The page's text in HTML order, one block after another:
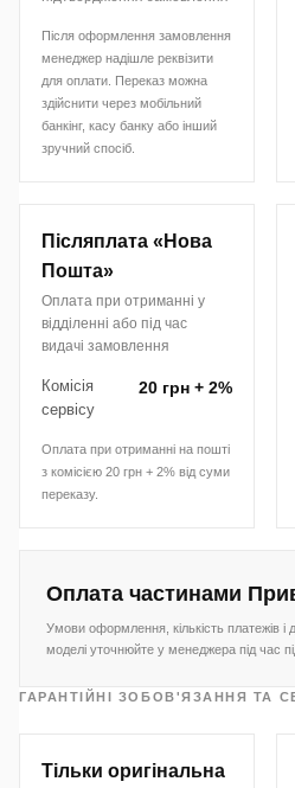
Після оформлення замовлення
менеджер надішле реквізити
для оплати. Переказ можна
здійснити через мобільний
банкінг, касу банку або інший
зручний спосіб.
Післяплата «Нова
Пошта»
Оплата при отриманні у
відділенні або під час
видачі замовлення
Комісія
сервісу
20 грн + 2%
Оплата при отриманні на пошті
з комісією 20 грн + 2% від суми
переказу.
Оплата частинами
Умови оформлення, кількість платежів і
моделі уточнюйте у менеджера під час
ГАРАНТІЙНІ ЗОБОВ'ЯЗАННЯ ТА
Тільки оригінальна